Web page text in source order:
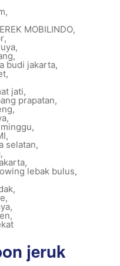
,
MOBILINDO,
,
,
,
budi jakarta,
,
jati,
prapatan,
,
,
,
,
selatan,
,
,
lebak bulus,
,
,
,
,
jeruk